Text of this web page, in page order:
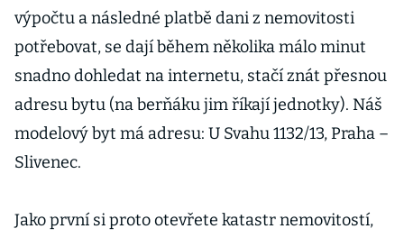
výpočtu a následné platbě dani z nemovitosti
potřebovat, se dají během několika málo minut
snadno dohledat na internetu, stačí znát přesnou
adresu bytu (na berňáku jim říkají jednotky). Náš
modelový byt má adresu: U Svahu 1132/13, Praha –
Slivenec.
Jako první si proto otevřete katastr nemovitostí,